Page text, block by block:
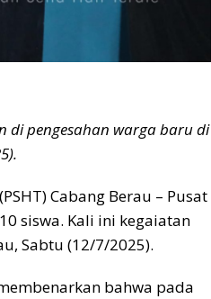
di pengesahan warga baru di
Cabang Berau – Pusat
siswa. Kali ini kegaiatan
Sabtu (12/7/2025).
bahwa pada